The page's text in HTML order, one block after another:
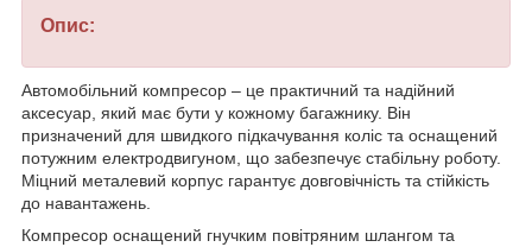
Опис:
Автомобільний компресор – це практичний та надійний
аксесуар, який має бути у кожному багажнику. Він
призначений для швидкого підкачування коліс та оснащений
потужним електродвигуном, що забезпечує стабільну роботу.
Міцний металевий корпус гарантує довговічність та стійкість
до навантажень.
Компресор оснащений гнучким повітряним шлангом та